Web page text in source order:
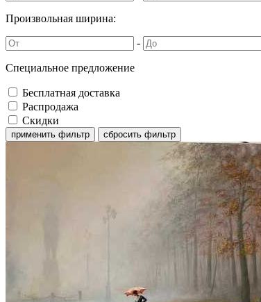
Произвольная ширина:
-
Специальное предложение
Бесплатная доставка
Распродажа
Скидки
применить фильтр сбросить фильтр